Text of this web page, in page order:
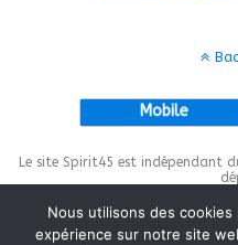
Mobile
Le site Spirit45 est indépendant
Nous utilisons des
expérience sur notre site